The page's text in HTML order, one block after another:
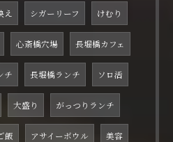
え シガーリーフ けむり
心斎橋穴場 長堀橋カフェ
チ 長堀橋ランチ ソロ活
大盛り がっつりランチ
飯 アサイーボウル 美容